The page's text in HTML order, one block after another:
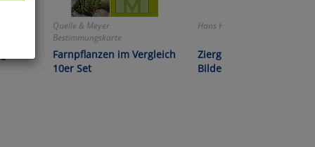
Quelle & Meyer
Bestimmungskarte
Farnpflanzen im Vergleich
10er Set
Hans Heinrich Möller
Ziergehölzschnitt in
Bildern